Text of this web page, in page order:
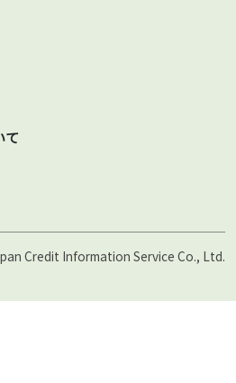
て
Credit Information Service Co., Ltd.